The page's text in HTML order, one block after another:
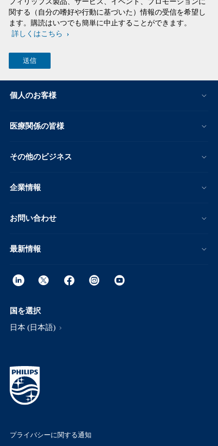
関する（自分の嗜好や行動に基づいた）情報の受信を希望し
ます。購読はいつでも簡単に中止することができます。
詳しくはこちら
個人のお客様
医療関係の皆様
その他のビジネス
企業情報
お問い合わせ
最新情報
国を選択
日本 (日本語)
プライバシーに関する通知